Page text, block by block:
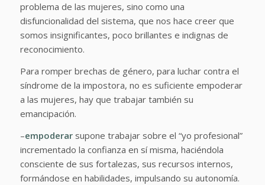
problema de las mujeres, sino como una
disfuncionalidad del sistema, que nos hace creer que
somos insignificantes, poco brillantes e indignas de
reconocimiento.
Para romper brechas de género, para luchar contra el
síndrome de la impostora, no es suficiente empoderar
a las mujeres, hay que trabajar también su
emancipación.
–empoderarsupone trabajar sobre el “yo profesional”
incrementado la confianza en sí misma, haciéndola
consciente de sus fortalezas, sus recursos internos,
formándose en habilidades, impulsando su autonomía.